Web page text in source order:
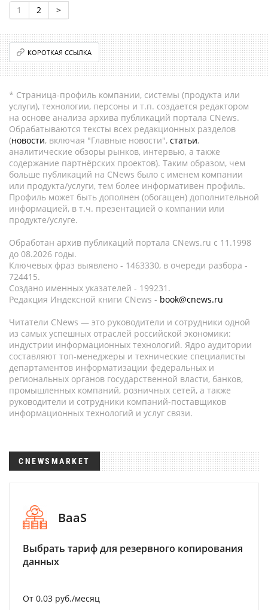
1 2 >
КОРОТКАЯ ССЫЛКА
* Страница-профиль компании, системы (продукта или
услуги), технологии, персоны и т.п. создается редактором
на основе анализа архива публикаций портала CNews.
Обрабатываются тексты всех редакционных разделов
(новости, включая "Главные новости", статьи,
аналитические обзоры рынков, интервью, а также
содержание партнёрских проектов). Таким образом, чем
больше публикаций на CNews было с именем компании
или продукта/услуги, тем более информативен профиль.
Профиль может быть дополнен (обогащен) дополнительной
информацией, в т.ч. презентацией о компании или
продукте/услуге.
Обработан архив публикаций портала CNews.ru c 11.1998
до 08.2026 годы.
Ключевых фраз выявлено - 1463330, в очереди разбора -
724415.
Создано именных указателей - 199231.
Редакция Индексной книги CNews - book@cnews.ru
Читатели CNews — это руководители и сотрудники одной
из самых успешных отраслей российской экономики:
индустрии информационных технологий. Ядро аудитории
составляют топ-менеджеры и технические специалисты
департаментов информатизации федеральных и
региональных органов государственной власти, банков,
промышленных компаний, розничных сетей, а также
руководители и сотрудники компаний-поставщиков
информационных технологий и услуг связи.
CNEWSMARKET
BaaS
Выбрать тариф для резервного копирования
данных
От 0.03 руб./месяц